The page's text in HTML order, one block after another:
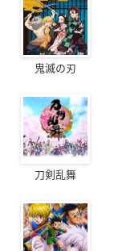
鬼滅の刃
刀剣乱舞